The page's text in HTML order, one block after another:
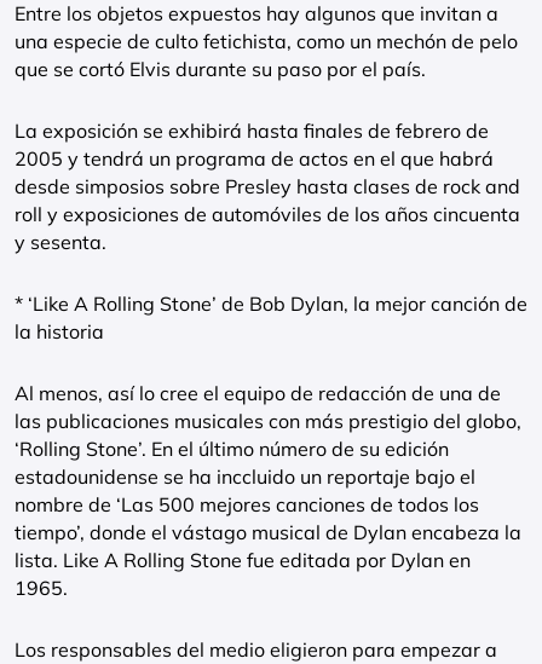
Entre los objetos expuestos hay algunos que invitan a
una especie de culto fetichista, como un mechón de pelo
que se cortó Elvis durante su paso por el país.
La exposición se exhibirá hasta finales de febrero de
2005 y tendrá un programa de actos en el que habrá
desde simposios sobre Presley hasta clases de rock and
roll y exposiciones de automóviles de los años cincuenta
y sesenta.
* ‘Like A Rolling Stone’ de Bob Dylan, la mejor canción de
la historia
Al menos, así lo cree el equipo de redacción de una de
las publicaciones musicales con más prestigio del globo,
‘Rolling Stone’. En el último número de su edición
estadounidense se ha inccluido un reportaje bajo el
nombre de ‘Las 500 mejores canciones de todos los
tiempo’, donde el vástago musical de Dylan encabeza la
lista. Like A Rolling Stone fue editada por Dylan en
1965.
Los responsables del medio eligieron para empezar a